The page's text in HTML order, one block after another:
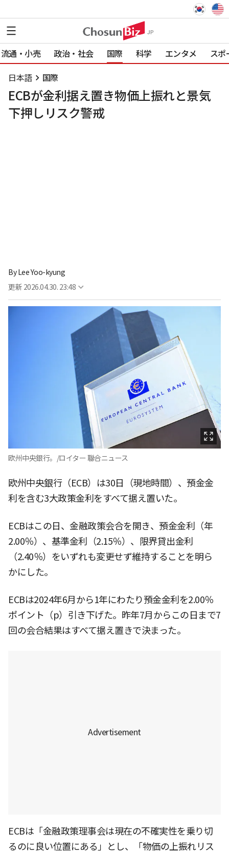
流通・小売 政治・社会 国際 科学 エンタメ スポ
日本語 国際
ECBが金利据え置き物価上振れと景気
下押しリスク警戒
By Lee Yoo-kyung
更新 2026.04.30. 23:48
欧州中央銀行。/ロイター 聯合ニュース
欧州中央銀行（ECB）は30日（現地時間）、預金金
利を含む3大政策金利をすべて据え置いた。
ECBはこの日、金融政策会合を開き、預金金利（年
2.00％）、基準金利（2.15％）、限界貸出金利
（2.40％）をいずれも変更せず維持することを明ら
かにした。
ECBは2024年6月から1年にわたり預金金利を2.00％
ポイント（p）引き下げた。昨年7月からこの日まで7
回の会合結果はすべて据え置きで決まった。
ECBは「金融政策理事会は現在の不確実性を乗り切
るのに良い位置にある」とし、「物価の上振れリス